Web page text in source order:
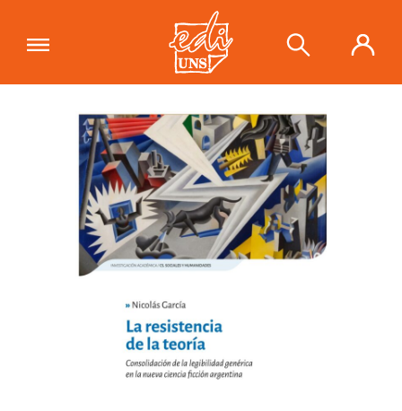
"La resistencia de la teoría.
Consolidación de la legibilidad
genérica en la nueva ciencia ficción
argentina"se ha añadido a tu carrito.
Ver carrito